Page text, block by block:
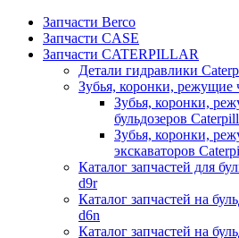
Запчасти Berco
Запчасти CASE
Запчасти CATERPILLAR
Детали гидравлики
Зубья, коронки, режущие
Зубья, коронки,
бульдозеров
Зубья, коронки,
экскаваторов
Каталог запчастей для
d9r
Каталог запчастей на
d6n
Каталог запчастей на